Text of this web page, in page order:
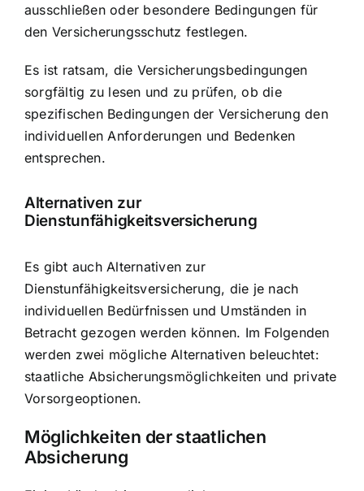
ausschließen oder besondere Bedingungen für
den Versicherungsschutz festlegen.
Es ist ratsam, die Versicherungsbedingungen
sorgfältig zu lesen und zu prüfen, ob die
spezifischen Bedingungen der Versicherung den
individuellen Anforderungen und Bedenken
entsprechen.
Alternativen zur
Dienstunfähigkeitsversicherung
Es gibt auch Alternativen zur
Dienstunfähigkeitsversicherung, die je nach
individuellen Bedürfnissen und Umständen in
Betracht gezogen werden können. Im Folgenden
werden zwei mögliche Alternativen beleuchtet:
staatliche Absicherungsmöglichkeiten und private
Vorsorgeoptionen.
Möglichkeiten der staatlichen
Absicherung